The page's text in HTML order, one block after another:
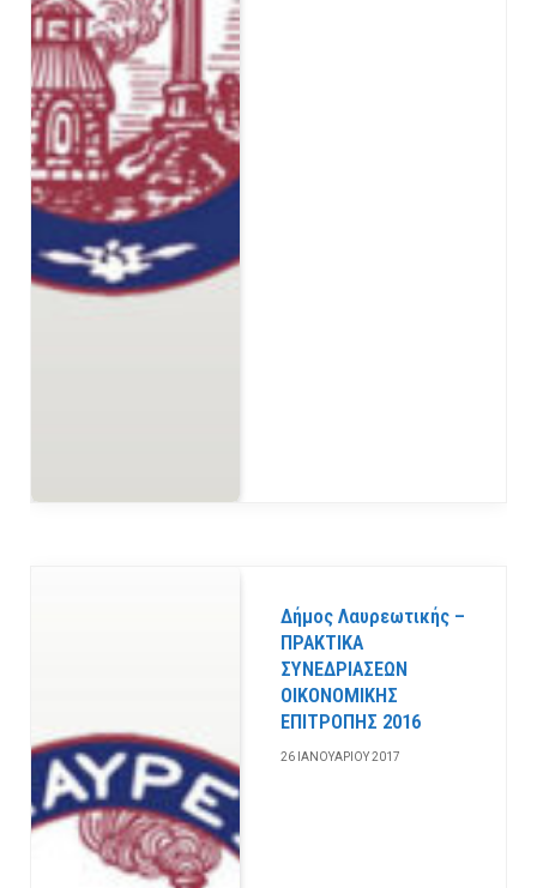
Δήμος Λαυρεωτικής –
ΠΡΑΚΤΙΚΑ
ΣΥΝΕΔΡΙΑΣΕΩΝ
ΟΙΚΟΝΟΜΙΚΗΣ
ΕΠΙΤΡΟΠΗΣ 2016
26 ΙΑΝΟΥΑΡΊΟΥ 2017